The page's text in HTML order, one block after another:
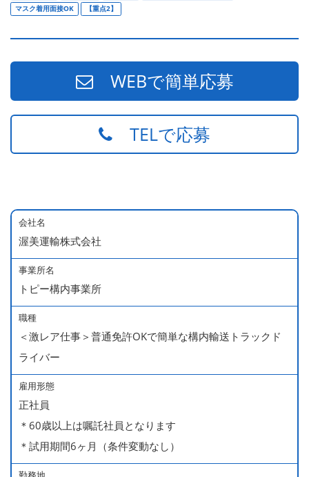
マスク着用面接OK
【重点2】
WEBで簡単応募
TELで応募
会社名
渥美運輸株式会社
事業所名
トピー構内事業所
職種
＜激レア仕事＞普通免許OKで簡単な構内輸送トラックド
ライバー
雇用形態
正社員
＊60歳以上は嘱託社員となります
＊試用期間6ヶ月（条件変動なし）